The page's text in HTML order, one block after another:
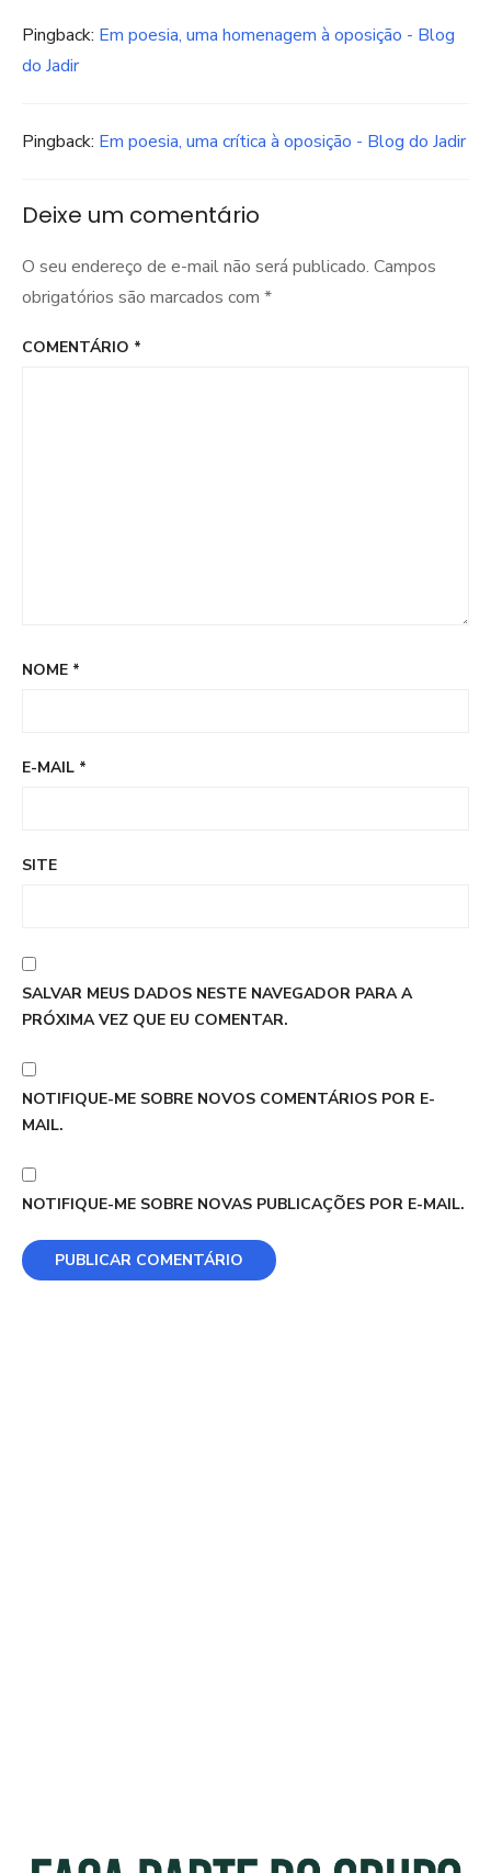
Pingback: Em poesia, uma homenagem à oposição - Blog
do Jadir
Pingback: Em poesia, uma crítica à oposição - Blog do Jadir
Deixe um comentário
O seu endereço de e-mail não será publicado. Campos
obrigatórios são marcados com *
COMENTÁRIO *
NOME *
E-MAIL *
SITE
SALVAR MEUS DADOS NESTE NAVEGADOR PARA A
PRÓXIMA VEZ QUE EU COMENTAR.
NOTIFIQUE-ME SOBRE NOVOS COMENTÁRIOS POR E-
MAIL.
NOTIFIQUE-ME SOBRE NOVAS PUBLICAÇÕES POR E-MAIL.